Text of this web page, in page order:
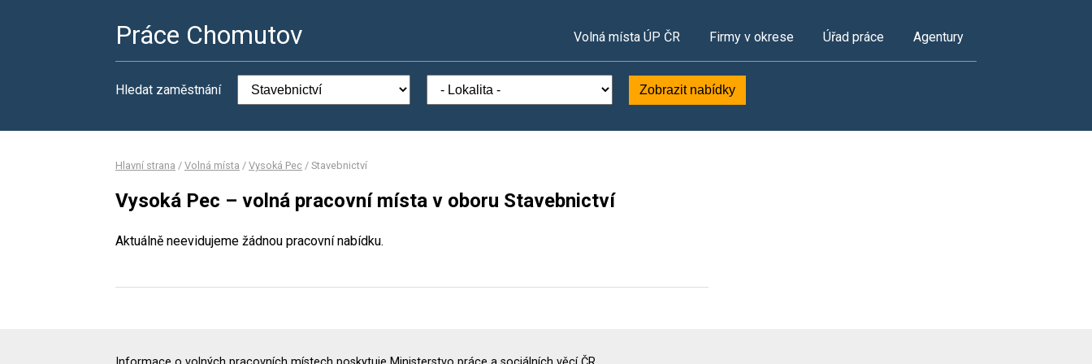
Práce Chomutov Volná místa ÚP ČR Firmy v okrese Úřad práce Agentury
Hledat zaměstnání Zobrazit nabídky
Hlavní strana / Volná místa / Vysoká Pec / Stavebnictví
Vysoká Pec – volná pracovní místa v oboru Stavebnictví
Aktuálně neevidujeme žádnou pracovní nabídku.